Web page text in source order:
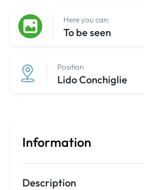
Here you can:
To be seen
Position
Lido Conchiglie
Information
Description